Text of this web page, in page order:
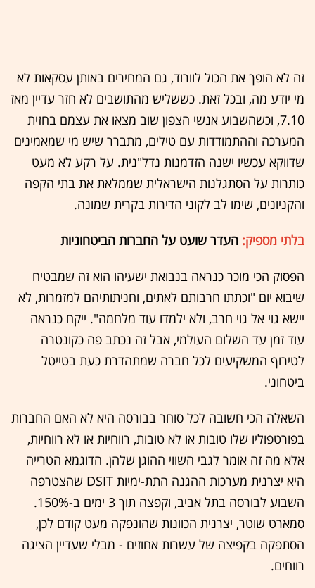
זה לא הופך את הכול לוורוד, גם המחירים באותן עסקאות לא
מי יודע מה, ובכל זאת. כששליש מהתושבים לא חזר עדיין מאז
7.10, וכשהשבוע אנשי הצפון שוב מצאו את עצמם בחזית
המערכה וההתמודדות עם טילים, מתברר שיש מי שמאמינים
שדווקא עכשיו ישנה הזדמנות נדל"נית. על רקע לא מעט
כותרות על הסתגלנות הישראלית שממלאת את בתי הקפה
והקניונים, שימו לב לקוני הדירות בקרית שמונה.
בלתי מספיק: העדר שועט על החברות הביטחוניות
הפסוק הכי מוכר כנראה בנבואת ישעיהו הוא זה שמבטיח
שיבוא יום "וכתתו חרבותם לאתים, וחניתותיהם למזמרות, לא
יישא גוי אל גוי חרב, ולא ילמדו עוד מלחמה". ייקח כנראה
עוד זמן עד השלום העולמי, אבל זה נכתב פה כקונטרה
לטירוף המשקיעים לכל חברה שמתהדרת כעת בטייטל
ביטחוני.
השאלה הכי חשובה לכל סוחר בבורסה היא לא האם החברות
בפורטפוליו שלו טובות או לא טובות, רווחיות או לא רווחיות,
אלא מה זה אומר לגבי השווי ההוגן שלהן. הדוגמא הטרייה
היא יצרנית מערכות ההגנה התת-ימיות DSIT שהצטרפה
השבוע לבורסה בתל אביב, וקפצה תוך 3 ימים ב-150%.
סמארט שוטר, יצרנית הכוונות שהונפקה מעט קודם לכן,
הסתפקה בקפיצה של עשרות אחוזים - מבלי שעדיין הציגה
רווחים.